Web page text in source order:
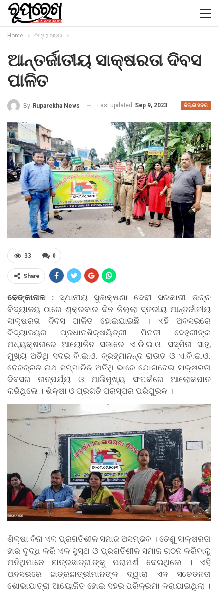
Home ଜିଲ୍ଲା ଖବର
ଆନ୍ତର୍ଜାତୀୟ ସାକ୍ଷରତା ଦିବସ
ପାଳିତ
ଜିଲ୍ଲା ଖବର
By Ruparekha News Last updated Sep 9, 2023
0
33
Share
ଢେଙ୍କାନାଳ :ସ୍ଥାନୀୟ ସୁଲକ୍ଷଣା ଦେବୀ ସରକାରୀ ଉଚ୍ଚ
ବିଦ୍ୟାଳୟ ଠାରେ ଶୁକ୍ରବାର ଦିନ ଜିଲ୍ଲା ସ୍ତରୀୟ ଆନ୍ତର୍ଜାତୀୟ
ସାକ୍ଷରତା ଦିବସ ପାଳିତ ହୋଇଯାଇଛି । ଏହି ଅବସରରେ
ବିଦ୍ୟାଳୟର ପ୍ରଧାନଶିକ୍ଷୟିତ୍ରୀ ମିନତୀ ଦେହୁରୀଙ୍କ
ଅଧ୍ୟକ୍ଷତାରେ ଆୟୋଜିତ ସଭାରେ ଏ.ଡି.ଇ.ଓ. ସସ୍ମିତା ସାହୁ,
ମୁଖ୍ୟ ଅତିଥି ସଦର ବି.ଇ.ଓ. ବ୍ରହ୍ମାନନ୍ଦ ରାଉତ ଓ ଏ.ବି.ଇ.ଓ.
ଦେବବ୍ରତ ନାଥ ସମ୍ମାନିତ ଅତିଥି ଭାବେ ଯୋଗଦେଇ ସାକ୍ଷରତା
ଦିବସର ତାତ୍ପର୍ଯ୍ୟ ଓ ଆଭିମୁଖ୍ୟ ସଂପର୍କରେ ଆଲୋକପାତ
କରିଥିଲେ । ଶିକ୍ଷା ଓ ପ୍ରଗତି ପରସ୍ପର ପରିପୁରକ ।
ଶିକ୍ଷା ବିନା ଏକ ପ୍ରଗତିଶୀଳ ସମାଜ ଅସମ୍ଭବ । ତେଣୁ ସାକ୍ଷରତା
ହାର ବୃଦ୍ଧି କରି ଏକ ସୁସ୍ଥ ଓ ପ୍ରଗତିଶୀଳ ସମାଜ ଗଠନ କରିବାକୁ
ଅତିଥିମାନେ ଛାତ୍ରଛାତ୍ରୀଙ୍କୁ ପରାମର୍ଶ ଦେଇଥିଲେ । ଏହି
ଅବସରରେ ଛାତ୍ରଛାତ୍ରୀମାନଙ୍କ ଦ୍ୱାରା ଏକ ସଚେତନତା
ଶୋଭାଯାତ୍ରା ଆୟୋଜିତ ହୋଇ ସହର ପରିକ୍ରମା କରାଯାଇଥିଲା ।